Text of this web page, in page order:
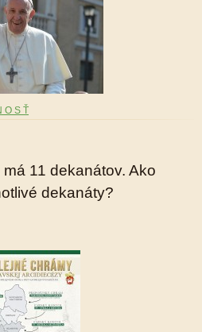
O S Ť
11 dekanátov. Ako
dekanáty?